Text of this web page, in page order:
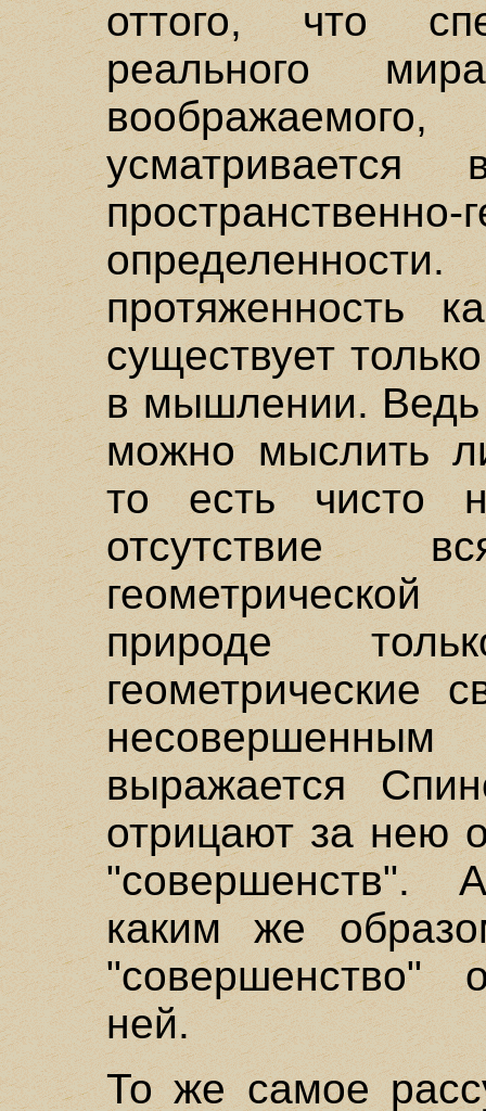
оттого, что
реального
пространственно-
протяженность
существует
в мышлении. Ведь
можно мыслить
то есть чисто
отсутствие
природе
геометрические
выражается
отрицают за нею
"совершенств".
каким же
"совершенство"
ней.
То же самое